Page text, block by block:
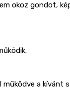
okoz gondot,
működve a kívánt